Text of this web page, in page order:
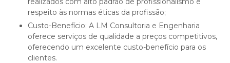
respeito às normas éticas da profissão;
Custo-Benefício: A LM Consultoria e Engenharia
oferece serviços de qualidade a preços competitivos,
oferecendo um excelente custo-benefício para os
clientes.